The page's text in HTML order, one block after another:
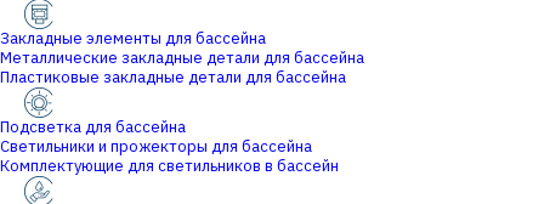
Закладные элементы для бассейна
Металлические закладные детали для бассейна
Пластиковые закладные детали для бассейна
Подсветка для бассейна
Светильники и прожекторы для бассейна
Комплектующие для светильников в бассейн